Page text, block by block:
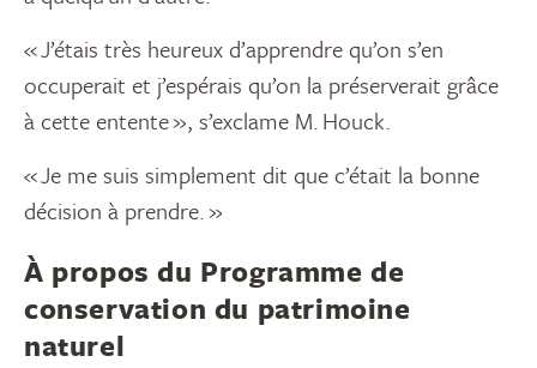
« J’étais très heureux d’apprendre qu’on s’en
occuperait et j’espérais qu’on la préserverait grâce
à cette entente », s’exclame M.Houck.
« Je me suis simplement dit quec’était la bonne
décision à prendre.»
À propos du Programme de
conservation du patrimoine
naturel